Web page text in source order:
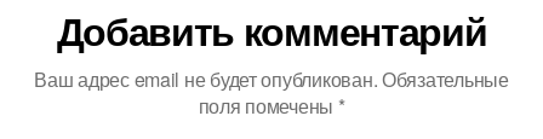
Добавить комментарий
Ваш адрес email не будет опубликован.Обязательные
поля помечены *